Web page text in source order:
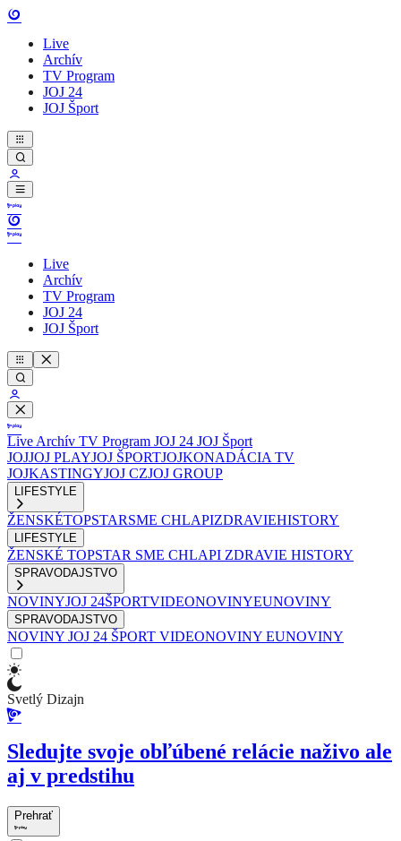
Live
Archív
TV Program
JOJ 24
JOJ Šport
Live
Archív
TV Program
JOJ 24
JOJ Šport
Live Archív TV Program JOJ 24 JOJ Šport
JOJJOJ PLAYJOJ ŠPORTJOJKONADÁCIA TV
JOJKASTINGYJOJ CZJOJ GROUP
LIFESTYLE
ŽENSKÉTOPSTARSME CHLAPIZDRAVIEHISTORY
LIFESTYLE
ŽENSKÉ TOPSTAR SME CHLAPI ZDRAVIE HISTORY
SPRAVODAJSTVO
NOVINYJOJ 24ŠPORTVIDEONOVINYEUNOVINY
SPRAVODAJSTVO
NOVINY JOJ 24 ŠPORT VIDEONOVINY EUNOVINY
Svetlý Dizajn
Sledujte svoje obľúbené relácie naživo ale
aj v predstihu
Prehrať